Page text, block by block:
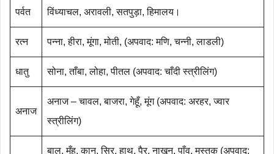
पर्वत विंध्याचल, अरावली, सतपुड़ा, हिमालय।
रत्न पन्ना, हीरा, मूंगा, मोती, (अपवाद: मणि, चन्नी, लाडली)
धातु सोना, ताँबा, लोहा, पीतल (अपवाद: चाँदी स्त्रीलिंग)
अनाज
अनाज – चावल, बाजरा, गेहूँ, मूंग (अपवाद: अरहर, ज्वार
स्त्रीलिंग)
बाल, मुँह, कान, सिर, हाथ, पैर, नाख़ून, पाँव, मस्तक (अपवाद: